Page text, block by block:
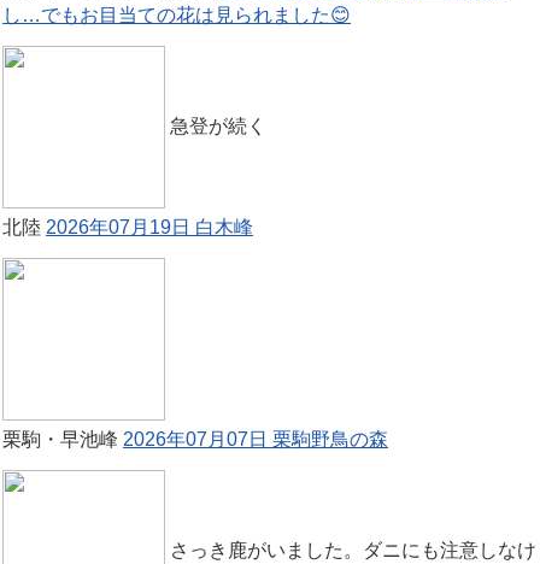
し…でもお目当ての花は見られました😊
急登が続く
北陸 2026年07月19日 白木峰
栗駒・早池峰 2026年07月07日 栗駒野鳥の森
さっき鹿がいました。ダニにも注意しなけ